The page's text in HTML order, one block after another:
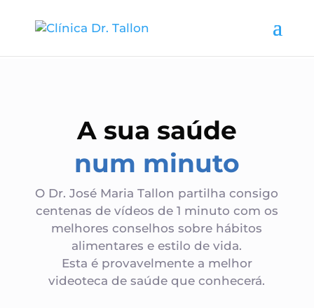
A sua saúde
num minuto
O Dr. José Maria Tallon partilha consigo
centenas de vídeos de 1 minuto com os
melhores conselhos sobre hábitos
alimentares e estilo de vida.
Esta é provavelmente a melhor
videoteca de saúde que conhecerá.